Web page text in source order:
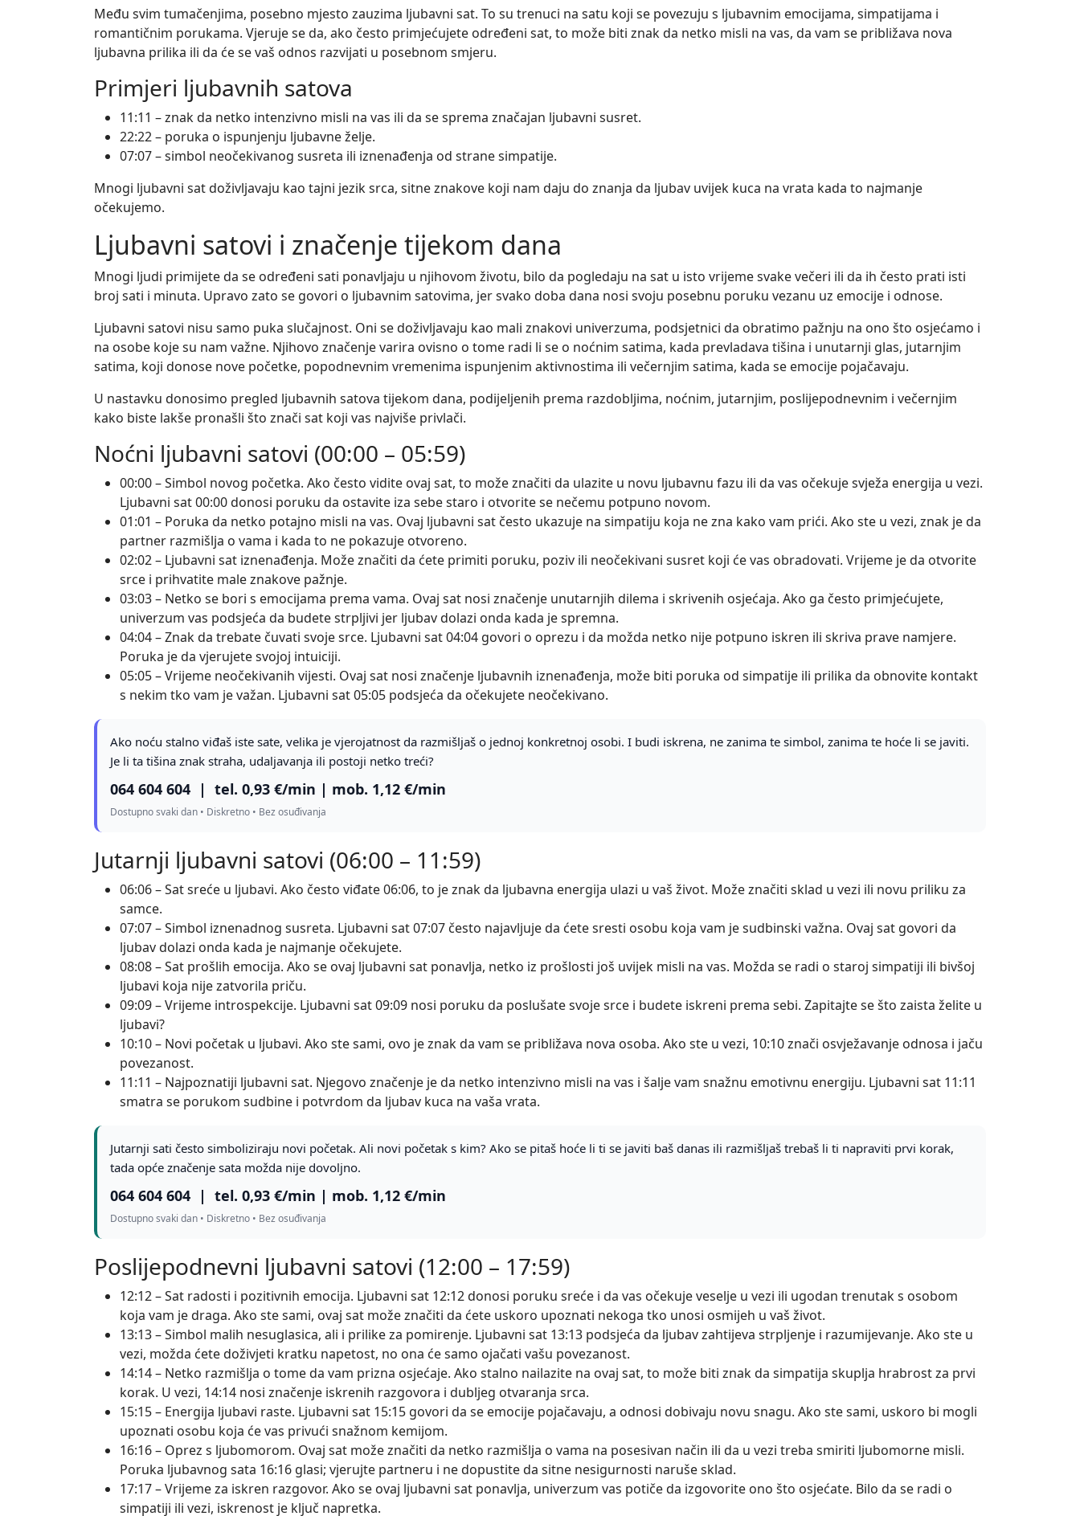
Među svim tumačenjima, posebno mjesto zauzima ljubavni sat. To su trenuci na satu koji se povezuju s ljubavnim emocijama, simpatijama i
romantičnim porukama. Vjeruje se da, ako često primjećujete određeni sat, to može biti znak da netko misli na vas, da vam se približava nova
ljubavna prilika ili da će se vaš odnos razvijati u posebnom smjeru.
Primjeri ljubavnih satova
11:11 – znak da netko intenzivno misli na vas ili da se sprema značajan ljubavni susret.
22:22 – poruka o ispunjenju ljubavne želje.
07:07 – simbol neočekivanog susreta ili iznenađenja od strane simpatije.
Mnogi ljubavni sat doživljavaju kao tajni jezik srca, sitne znakove koji nam daju do znanja da ljubav uvijek kuca na vrata kada to najmanje
očekujemo.
Ljubavni satovi i značenje tijekom dana
Mnogi ljudi primijete da se određeni sati ponavljaju u njihovom životu, bilo da pogledaju na sat u isto vrijeme svake večeri ili da ih često prati isti
broj sati i minuta. Upravo zato se govori o ljubavnim satovima, jer svako doba dana nosi svoju posebnu poruku vezanu uz emocije i odnose.
Ljubavni satovi nisu samo puka slučajnost. Oni se doživljavaju kao mali znakovi univerzuma, podsjetnici da obratimo pažnju na ono što osjećamo i
na osobe koje su nam važne. Njihovo značenje varira ovisno o tome radi li se o noćnim satima, kada prevladava tišina i unutarnji glas, jutarnjim
satima, koji donose nove početke, popodnevnim vremenima ispunjenim aktivnostima ili večernjim satima, kada se emocije pojačavaju.
U nastavku donosimo pregled ljubavnih satova tijekom dana, podijeljenih prema razdobljima, noćnim, jutarnjim, poslijepodnevnim i večernjim
kako biste lakše pronašli što znači sat koji vas najviše privlači.
Noćni ljubavni satovi (00:00 – 05:59)
00:00 – Simbol novog početka. Ako često vidite ovaj sat, to može značiti da ulazite u novu ljubavnu fazu ili da vas očekuje svježa energija u vezi.
Ljubavni sat 00:00 donosi poruku da ostavite iza sebe staro i otvorite se nečemu potpuno novom.
01:01 – Poruka da netko potajno misli na vas. Ovaj ljubavni sat često ukazuje na simpatiju koja ne zna kako vam prići. Ako ste u vezi, znak je da
partner razmišlja o vama i kada to ne pokazuje otvoreno.
02:02 – Ljubavni sat iznenađenja. Može značiti da ćete primiti poruku, poziv ili neočekivani susret koji će vas obradovati. Vrijeme je da otvorite
srce i prihvatite male znakove pažnje.
03:03 – Netko se bori s emocijama prema vama. Ovaj sat nosi značenje unutarnjih dilema i skrivenih osjećaja. Ako ga često primjećujete,
univerzum vas podsjeća da budete strpljivi jer ljubav dolazi onda kada je spremna.
04:04 – Znak da trebate čuvati svoje srce. Ljubavni sat 04:04 govori o oprezu i da možda netko nije potpuno iskren ili skriva prave namjere.
Poruka je da vjerujete svojoj intuiciji.
05:05 – Vrijeme neočekivanih vijesti. Ovaj sat nosi značenje ljubavnih iznenađenja, može biti poruka od simpatije ili prilika da obnovite kontakt
s nekim tko vam je važan. Ljubavni sat 05:05 podsjeća da očekujete neočekivano.
Ako noću stalno viđaš iste sate, velika je vjerojatnost da razmišljaš o jednoj konkretnoj osobi. I budi iskrena, ne zanima te simbol, zanima te hoće li se javiti.
Je li ta tišina znak straha, udaljavanja ili postoji netko treći?
064 604 604 | tel. 0,93 €/min | mob. 1,12 €/min
Dostupno svaki dan • Diskretno • Bez osuđivanja
Jutarnji ljubavni satovi (06:00 – 11:59)
06:06 – Sat sreće u ljubavi. Ako često viđate 06:06, to je znak da ljubavna energija ulazi u vaš život. Može značiti sklad u vezi ili novu priliku za
samce.
07:07 – Simbol iznenadnog susreta. Ljubavni sat 07:07 često najavljuje da ćete sresti osobu koja vam je sudbinski važna. Ovaj sat govori da
ljubav dolazi onda kada je najmanje očekujete.
08:08 – Sat prošlih emocija. Ako se ovaj ljubavni sat ponavlja, netko iz prošlosti još uvijek misli na vas. Možda se radi o staroj simpatiji ili bivšoj
ljubavi koja nije zatvorila priču.
09:09 – Vrijeme introspekcije. Ljubavni sat 09:09 nosi poruku da poslušate svoje srce i budete iskreni prema sebi. Zapitajte se što zaista želite u
ljubavi?
10:10 – Novi početak u ljubavi. Ako ste sami, ovo je znak da vam se približava nova osoba. Ako ste u vezi, 10:10 znači osvježavanje odnosa i jaču
povezanost.
11:11 – Najpoznatiji ljubavni sat. Njegovo značenje je da netko intenzivno misli na vas i šalje vam snažnu emotivnu energiju. Ljubavni sat 11:11
smatra se porukom sudbine i potvrdom da ljubav kuca na vaša vrata.
Jutarnji sati često simboliziraju novi početak. Ali novi početak s kim? Ako se pitaš hoće li ti se javiti baš danas ili razmišljaš trebaš li ti napraviti prvi korak,
tada opće značenje sata možda nije dovoljno.
064 604 604 | tel. 0,93 €/min | mob. 1,12 €/min
Dostupno svaki dan • Diskretno • Bez osuđivanja
Poslijepodnevni ljubavni satovi (12:00 – 17:59)
12:12 – Sat radosti i pozitivnih emocija. Ljubavni sat 12:12 donosi poruku sreće i da vas očekuje veselje u vezi ili ugodan trenutak s osobom
koja vam je draga. Ako ste sami, ovaj sat može značiti da ćete uskoro upoznati nekoga tko unosi osmijeh u vaš život.
13:13 – Simbol malih nesuglasica, ali i prilike za pomirenje. Ljubavni sat 13:13 podsjeća da ljubav zahtijeva strpljenje i razumijevanje. Ako ste u
vezi, možda ćete doživjeti kratku napetost, no ona će samo ojačati vašu povezanost.
14:14 – Netko razmišlja o tome da vam prizna osjećaje. Ako stalno nailazite na ovaj sat, to može biti znak da simpatija skuplja hrabrost za prvi
korak. U vezi, 14:14 nosi značenje iskrenih razgovora i dubljeg otvaranja srca.
15:15 – Energija ljubavi raste. Ljubavni sat 15:15 govori da se emocije pojačavaju, a odnosi dobivaju novu snagu. Ako ste sami, uskoro bi mogli
upoznati osobu koja će vas privući snažnom kemijom.
16:16 – Oprez s ljubomorom. Ovaj sat može značiti da netko razmišlja o vama na posesivan način ili da u vezi treba smiriti ljubomorne misli.
Poruka ljubavnog sata 16:16 glasi; vjerujte partneru i ne dopustite da sitne nesigurnosti naruše sklad.
17:17 – Vrijeme za iskren razgovor. Ako se ovaj ljubavni sat ponavlja, univerzum vas potiče da izgovorite ono što osjećate. Bilo da se radi o
simpatiji ili vezi, iskrenost je ključ napretka.